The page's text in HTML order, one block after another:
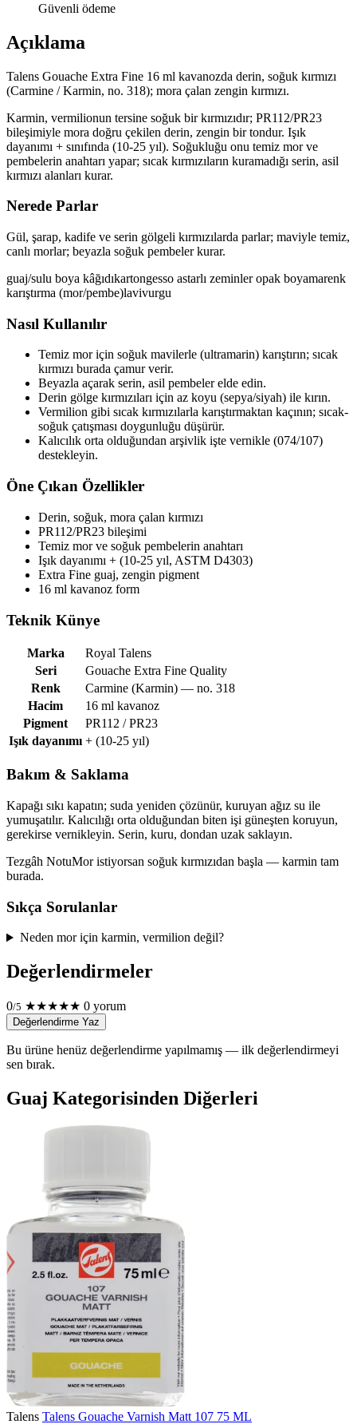
Güvenli ödeme
Açıklama
Talens Gouache Extra Fine 16 ml kavanozda derin, soğuk kırmızı
(Carmine / Karmin, no. 318); mora çalan zengin kırmızı.
Karmin, vermilionun tersine soğuk bir kırmızıdır; PR112/PR23
bileşimiyle mora doğru çekilen derin, zengin bir tondur. Işık
dayanımı + sınıfında (10-25 yıl). Soğukluğu onu temiz mor ve
pembelerin anahtarı yapar; sıcak kırmızıların kuramadığı serin, asil
kırmızı alanları kurar.
Nerede Parlar
Gül, şarap, kadife ve serin gölgeli kırmızılarda parlar; maviyle temiz,
canlı morlar; beyazla soğuk pembeler kurar.
guaj/sulu boya kâğıdıkartongesso astarlı zeminler opak boyamarenk
karıştırma (mor/pembe)lavivurgu
Nasıl Kullanılır
Temiz mor için soğuk mavilerle (ultramarin) karıştırın; sıcak
kırmızı burada çamur verir.
Beyazla açarak serin, asil pembeler elde edin.
Derin gölge kırmızıları için az koyu (sepya/siyah) ile kırın.
Vermilion gibi sıcak kırmızılarla karıştırmaktan kaçının; sıcak-
soğuk çatışması doygunluğu düşürür.
Kalıcılık orta olduğundan arşivlik işte vernikle (074/107)
destekleyin.
Öne Çıkan Özellikler
Derin, soğuk, mora çalan kırmızı
PR112/PR23 bileşimi
Temiz mor ve soğuk pembelerin anahtarı
Işık dayanımı + (10-25 yıl, ASTM D4303)
Extra Fine guaj, zengin pigment
16 ml kavanoz form
Teknik Künye
Marka
Royal Talens
Seri
Gouache Extra Fine Quality
Renk
Carmine (Karmin) — no. 318
Hacim
16 ml kavanoz
Pigment
PR112 / PR23
Işık dayanımı + (10-25 yıl)
Bakım & Saklama
Kapağı sıkı kapatın; suda yeniden çözünür, kuruyan ağız su ile
yumuşatılır. Kalıcılığı orta olduğundan biten işi güneşten koruyun,
gerekirse vernikleyin. Serin, kuru, dondan uzak saklayın.
Tezgâh NotuMor istiyorsan soğuk kırmızıdan başla — karmin tam
burada.
Sıkça Sorulanlar
Neden mor için karmin, vermilion değil?
Değerlendirmeler
0/5 ★★★★★ 0 yorum
Değerlendirme Yaz
Bu ürüne henüz değerlendirme yapılmamış — ilk değerlendirmeyi
sen bırak.
Guaj Kategorisinden Diğerleri
Talens Talens Gouache Varnish Matt 107 75 ML